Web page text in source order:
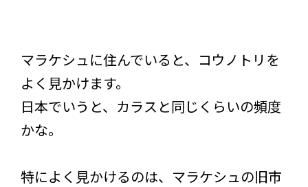
マラケシュに住んでいると、コウノトリを
よく見かけます。
日本でいうと、カラスと同じくらいの頻度
かな。
特によく見かけるのは、マラケシュの旧市